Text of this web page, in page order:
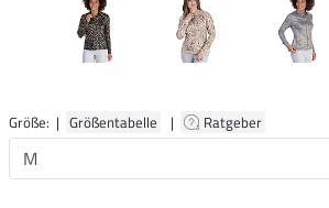
Größe: | Größentabelle | Ratgeber